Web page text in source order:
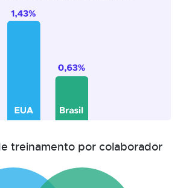
treinamento por colaborador